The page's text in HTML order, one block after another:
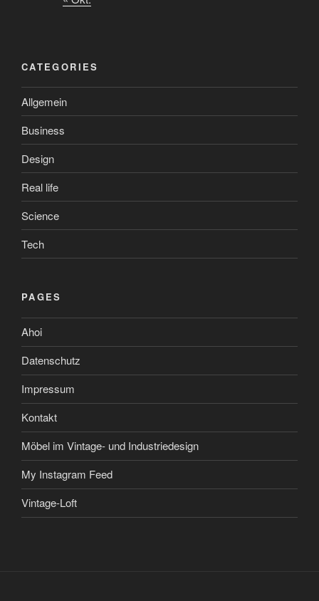
CATEGORIES
Allgemein
Business
Design
Real life
Science
Tech
PAGES
Ahoi
Datenschutz
Impressum
Kontakt
Möbel im Vintage- und Industriedesign
My Instagram Feed
Vintage-Loft